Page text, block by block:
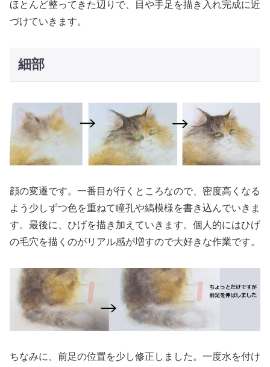
ほとんど整ってきた辺りで、目や手足を描き入れ完成に近
づけていきます。
細部
顔の変遷です。一番目が行くところなので、密度高くなる
よう少しずつ色を重ねて瞳孔や縞模様を書き込んでいきま
す。最後に、ひげを描き加えていきます。個人的にはひげ
の毛穴を描くのがリアル感が増すので大好きな作業です。
ちなみに、前足の位置を少し修正しました。一度水を付け